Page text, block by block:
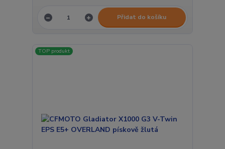
Přidat do košíku
TOP produkt